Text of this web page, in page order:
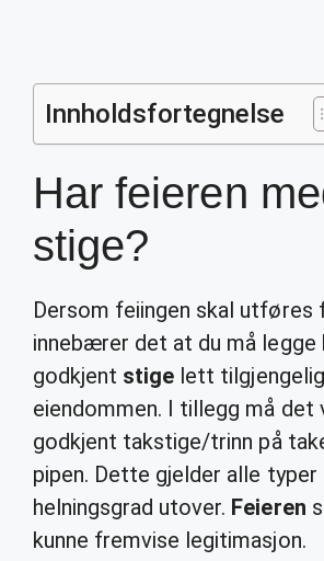
Innholdsfortegnelse
Har feieren
stige?
Dersom feiingen skal utføres
innebærer det at du må legge
godkjent stige lett
eiendommen. I tillegg må det
godkjent takstige/trinn på
pipen. Dette gjelder alle
helningsgrad utover. Feieren
kunne fremvise legitimasjon.